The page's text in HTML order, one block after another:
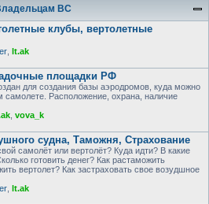
ВС
клубы, вертолетные
lt.ak
площадки РФ
для создания базы аэродромов, куда можно
самолете. Расположение, охрана, наличие
vova_k
судна, Таможня, Страхование
самолёт или вертолёт? Куда идти? В какие
готовить денег? Как растаможить
вертолет? Как застраховать свое возудшное
lt.ak